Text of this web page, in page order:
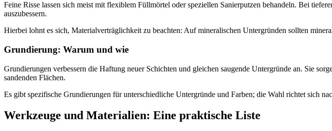
Feine Risse lassen sich meist mit flexiblem Füllmörtel oder speziellen Sanierputzen behandeln. Bei
auszubessern.
Hierbei lohnt es sich, Materialverträglichkeit zu beachten: Auf mineralischen Untergründen sollten
Grundierung: Warum und wie
Grundierungen verbessern die Haftung neuer Schichten und gleichen saugende Untergründe an. Sie
sandenden Flächen.
Es gibt spezifische Grundierungen für unterschiedliche Untergründe und Farben; die Wahl richtet sich
Werkzeuge und Materialien: Eine praktische Liste